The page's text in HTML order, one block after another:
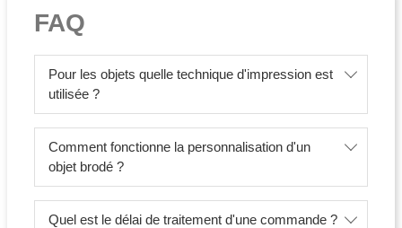
FAQ
Pour les objets quelle technique d'impression est
utilisée ?
Comment fonctionne la personnalisation d'un
objet brodé ?
Quel est le délai de traitement d'une commande ?